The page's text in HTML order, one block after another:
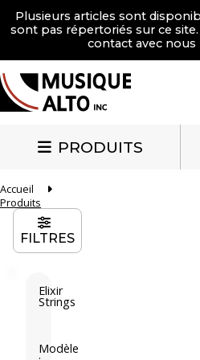
Plusieurs articles sont
sont pas répertoriés sur ce
contact avec nous
PRODUITS
Accueil
Produits
FILTRES
Elixir
Strings
iModèle